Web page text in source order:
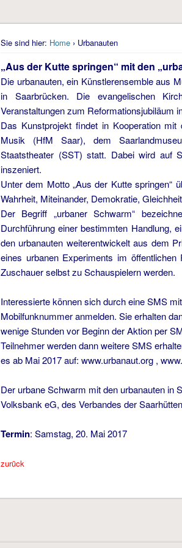
Sie sind hier: Home › Urbanauten
„Aus der Kutte springen“ mit den
Die urbanauten, ein Künstlerensemble aus
in Saarbrücken. Die evangelischen
Veranstaltungen zum Reformationsjubiläum
Das Kunstprojekt findet in Kooperation
Musik (HfM Saar), dem
Staatstheater (SST) statt. Dabei wird auf
inszeniert.
Unter dem Motto „Aus der Kutte springen“
Wahrheit, Miteinander, Demokratie,
Der Begriff „urbaner Schwarm“
Durchführung einer bestimmten Handlung,
den urbanauten weiterentwickelt aus dem
eines urbanen Experiments im
Zuschauer selbst zu Schauspielern werden.
Interessierte können sich durch eine SMS
Mobilfunknummer anmelden. Sie erhalten
wenige Stunden vor Beginn der Aktion per
Teilnehmer werden dann weitere SMS
es ab Mai 2017 auf: www.urbanaut.org ,
Der urbane Schwarm mit den urbanauten in
Volksbank eG, des Verbandes der
Termin: Samstag, 20. Mai 2017
zurück